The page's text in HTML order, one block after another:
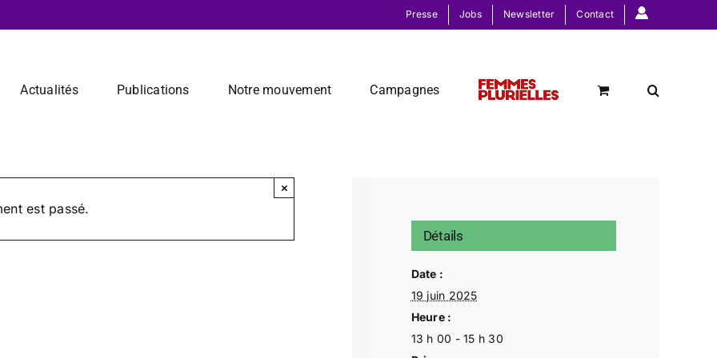
Presse Jobs Newsletter Contact
Actualités Publications Notre mouvement Campagnes
est passé.
×
Détails
Date :
19 juin 2025
Heure :
13 h 00 - 15 h 30